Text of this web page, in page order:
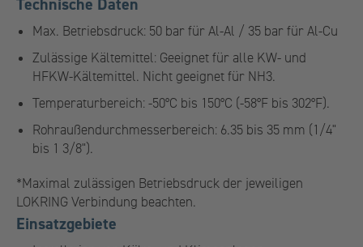
Technische Daten
Max. Betriebsdruck: 50 bar für Al-Al / 35 bar für Al-Cu
Zulässige Kältemittel: Geeignet für alle KW- und
HFKW-Kältemittel. Nicht geeignet für NH3.
Temperaturbereich: -50°C bis 150°C (-58°F bis 302°F).
Rohraußendurchmesserbereich: 6.35 bis 35 mm (1/4"
bis 1 3/8").
*Maximal zulässigen Betriebsdruck der jeweiligen
LOKRING Verbindung beachten.
Einsatzgebiete